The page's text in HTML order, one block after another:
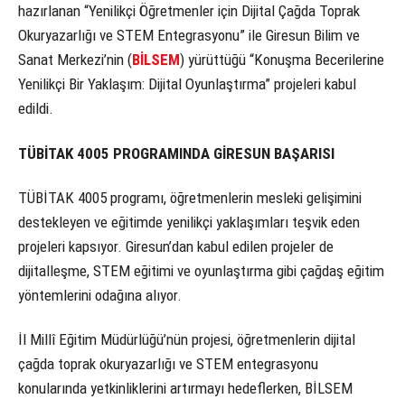
hazırlanan “Yenilikçi Öğretmenler için Dijital Çağda Toprak
Okuryazarlığı ve STEM Entegrasyonu” ile Giresun Bilim ve
Sanat Merkezi’nin (BİLSEM) yürüttüğü “Konuşma Becerilerine
Yenilikçi Bir Yaklaşım: Dijital Oyunlaştırma” projeleri kabul
edildi.
TÜBİTAK 4005 PROGRAMINDA GİRESUN BAŞARISI
TÜBİTAK 4005 programı, öğretmenlerin mesleki gelişimini
destekleyen ve eğitimde yenilikçi yaklaşımları teşvik eden
projeleri kapsıyor. Giresun’dan kabul edilen projeler de
dijitalleşme, STEM eğitimi ve oyunlaştırma gibi çağdaş eğitim
yöntemlerini odağına alıyor.
İl Millî Eğitim Müdürlüğü’nün projesi, öğretmenlerin dijital
çağda toprak okuryazarlığı ve STEM entegrasyonu
konularında yetkinliklerini artırmayı hedeflerken, BİLSEM